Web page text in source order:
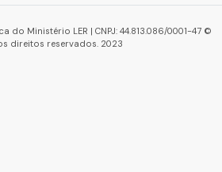
do Ministério LER | CNPJ: 44.813.086/0001-47 ©
direitos reservados. 2023